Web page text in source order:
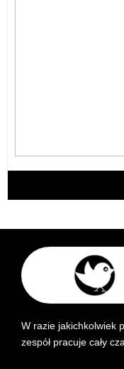
W razie jakichkolwiek
zespół pracuje cały